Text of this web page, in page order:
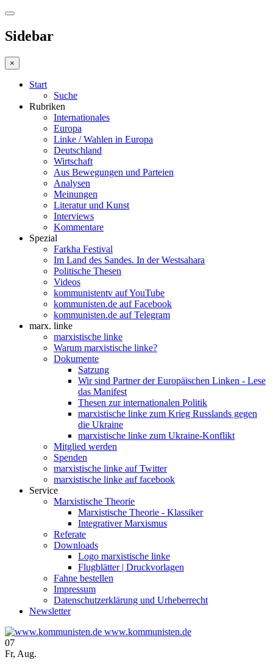
Sidebar
×
Start
Suche
Rubriken
Internationales
Europa
Linke / Wahlen in Europa
Deutschland
Wirtschaft
Aus Bewegungen und Parteien
Analysen
Meinungen
Literatur und Kunst
Interviews
Kommentare
Spezial
Farkha Festival
Im Land des Sandes. In der Westsahara
Politische Thesen
Videos
kommunistentv auf YouTube
kommunisten.de auf Facebook
kommunisten.de auf Telegram
marx. linke
marxistische linke
Warum marxistische linke?
Dokumente
Satzung
Wir sind Partner der Europäischen Linken - Lese
das Manifest
Thesen zur internationalen Politik
marxistische linke zum Krieg Russlands gegen
die Ukraine
marxistische linke zum Ukraine-Konflikt
Mitglied werden
Spenden
marxistische linke auf Twitter
marxistische linke auf facebook
Service
Marxistische Theorie
Marxistische Theorie - Klassiker
Integrativer Marxismus
Referate
Downloads
Logo marxistische linke
Flugblätter | Druckvorlagen
Fahne bestellen
Impressum
Datenschutzerklärung und Urheberrecht
Newsletter
www.kommunisten.de
07
Fr, Aug.